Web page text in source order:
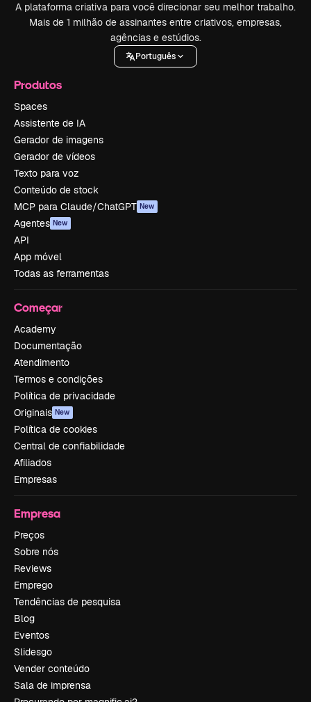
A plataforma criativa para você direcionar seu melhor trabalho.
Mais de 1 milhão de assinantes entre criativos, empresas,
agências e estúdios.
Português
Produtos
Spaces
Assistente de IA
Gerador de imagens
Gerador de vídeos
Texto para voz
Conteúdo de stock
MCP para Claude/ChatGPT New
Agentes New
API
App móvel
Todas as ferramentas
Começar
Academy
Documentação
Atendimento
Termos e condições
Política de privacidade
Originais New
Política de cookies
Central de confiabilidade
Afiliados
Empresas
Empresa
Preços
Sobre nós
Reviews
Emprego
Tendências de pesquisa
Blog
Eventos
Slidesgo
Vender conteúdo
Sala de imprensa